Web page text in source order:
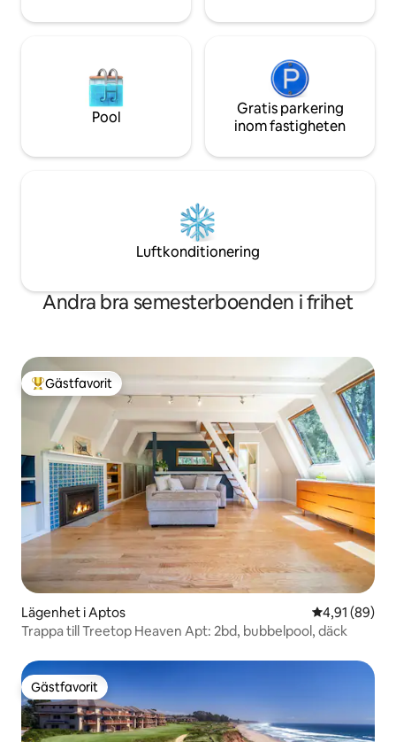
Pool
Gratis parkering
inom fastigheten
Luftkonditionering
Andra bra semesterboenden i frihet
Populär gästfavorit
Gästfavorit
Lägenhet i Aptos 4,91 av 5 i
4,91 (89)
Trappa till Treetop Heaven Apt: 2bd, bubbelpool, däck
Gästfavorit
Gästfavorit